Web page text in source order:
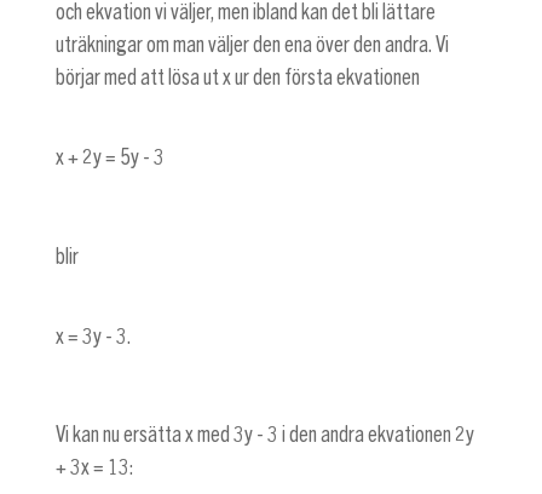
och ekvation vi väljer, men ibland kan det bli lättare
uträkningar om man väljer den ena över den andra. Vi
börjar med att lösa ut x ur den första ekvationen
x + 2y = 5y - 3
blir
x = 3y - 3.
Vi kan nu ersätta x med 3y - 3 i den andra ekvationen 2y
+ 3x = 13: